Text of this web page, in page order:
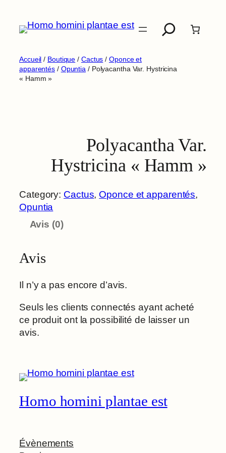
contenu
Accueil / Boutique / Cactus /Oponce et
apparentés / Opuntia / Polyacantha Var. Hystricina
« Hamm »
Polyacantha Var.
Hystricina « Hamm »
Category: Cactus, Oponce et apparentés
Opuntia
Avis (0)
Avis
Il n’y a pas encore d’avis.
Seuls les clients connectés ayant acheté
ce produit ont la possibilité de laisser un
avis.
Homo homini plantae est
Évènements